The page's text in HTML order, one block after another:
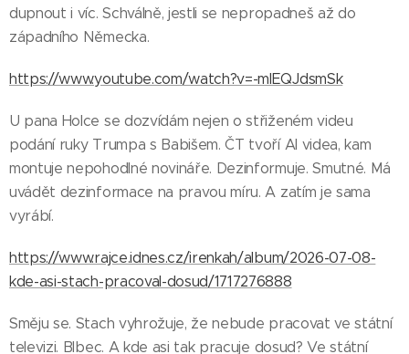
dupnout i víc. Schválně, jestli se nepropadneš až do
západního Německa.
https://www.youtube.com/watch?v=-mlEQJdsmSk
U pana Holce se dozvídám nejen o střiženém videu
podání ruky Trumpa s Babišem. ČT tvoří AI videa, kam
montuje nepohodlné novináře. Dezinformuje. Smutné. Má
uvádět dezinformace na pravou míru. A zatím je sama
vyrábí.
https://www.rajce.idnes.cz/irenkah/album/2026-07-08-
kde-asi-stach-pracoval-dosud/1717276888
Směju se. Stach vyhrožuje, že nebude pracovat ve státní
televizi. Blbec. A kde asi tak pracuje dosud? Ve státní